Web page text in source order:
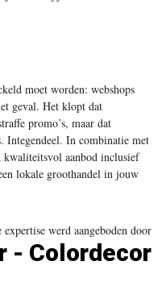
moet worden: webshops
geval. Het klopt dat
promo’s, maar dat
Integendeel. In combinatie met
kwaliteitsvol aanbod inclusief
lokale groothandel in jouw
expertise werd aangeboden door
- Colordecor